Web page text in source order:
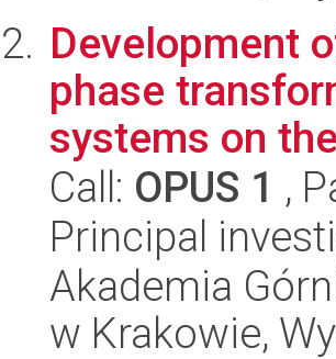
Development
phase
systems on
Call: OPUS 1 ,
Principal
Akademia
w Krakowie,